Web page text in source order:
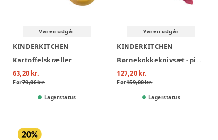
Varen udgår
KINDERKITCHEN
Kartoffelskræller
63,20 kr.
Før79,00 kr.
Lagerstatus
Varen udgår
KINDERKITCHEN
Børnekokkeknivsæt - pink/lilla
127,20 kr.
Før159,00 kr.
Lagerstatus